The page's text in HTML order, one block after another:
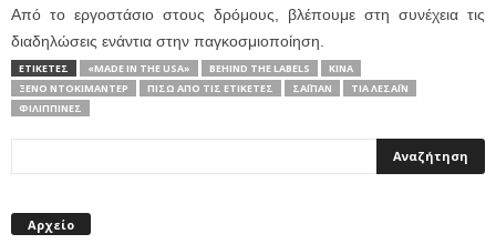
Από το εργοστάσιο στους δρόμους, βλέπουμε στη συνέχεια τις
διαδηλώσεις ενάντια στην παγκοσμιοποίηση.
ΕΤΙΚΕΤΕΣ «MADE IN THE USA» BEHIND THE LABELS
ΚΊΝΑ
ΞΕΝΟ ΝΤΟΚΙΜΑΝΤΕΡ
ΠΊΣΩ ΑΠΌ ΤΙΣ ΕΤΙΚΈΤΕΣ ΣΑΪΠΆΝ
ΤΊΑ ΛΕΣΆΙΝ
ΦΙΛΙΠΠΊΝΕΣ
Αρχείο